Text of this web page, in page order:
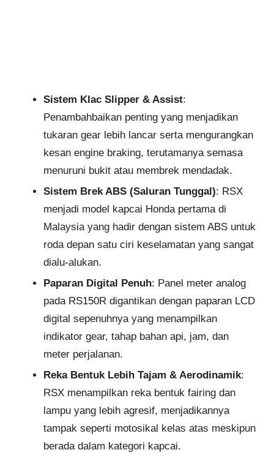
Sistem Klac Slipper & Assist:
Penambahbaikan penting yang menjadikan
tukaran gear lebih lancar serta mengurangkan
kesan engine braking, terutamanya semasa
menuruni bukit atau membrek mendadak.
Sistem Brek ABS (Saluran Tunggal): RSX
menjadi model kapcai Honda pertama di
Malaysia yang hadir dengan sistem ABS untuk
roda depan satu ciri keselamatan yang sangat
dialu-alukan.
Paparan Digital Penuh: Panel meter analog
pada RS150R digantikan dengan paparan LCD
digital sepenuhnya yang menampilkan
indikator gear, tahap bahan api, jam, dan
meter perjalanan.
Reka Bentuk Lebih Tajam & Aerodinamik:
RSX menampilkan reka bentuk fairing dan
lampu yang lebih agresif, menjadikannya
tampak seperti motosikal kelas atas meskipun
berada dalam kategori kapcai.